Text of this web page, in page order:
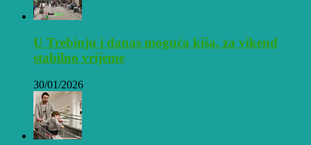
U Trebinju i danas moguća kiša, za vikend
stabilno vrijeme
30/01/2026